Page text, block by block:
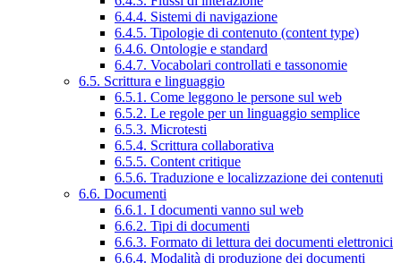
6.4.4. Sistemi di navigazione
6.4.5. Tipologie di contenuto (content type)
6.4.6. Ontologie e standard
6.4.7. Vocabolari controllati e tassonomie
6.5. Scrittura e linguaggio
6.5.1. Come leggono le persone sul web
6.5.2. Le regole per un linguaggio semplice
6.5.3. Microtesti
6.5.4. Scrittura collaborativa
6.5.5. Content critique
6.5.6. Traduzione e localizzazione dei contenuti
6.6. Documenti
6.6.1. I documenti vanno sul web
6.6.2. Tipi di documenti
6.6.3. Formato di lettura dei documenti elettronici
6.6.4. Modalità di produzione dei documenti